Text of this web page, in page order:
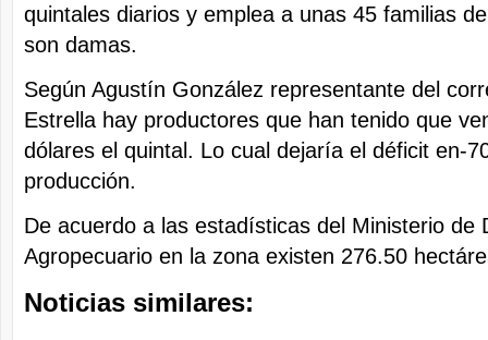
quintales diarios y emplea a unas 45 familias
son damas.
Según Agustín González representante del
Estrella hay productores que han tenido que
dólares el quintal. Lo cual dejaría el déficit en-
producción.
De acuerdo a las estadísticas del Ministerio de
Agropecuario en la zona existen 276.50
Noticias similares: